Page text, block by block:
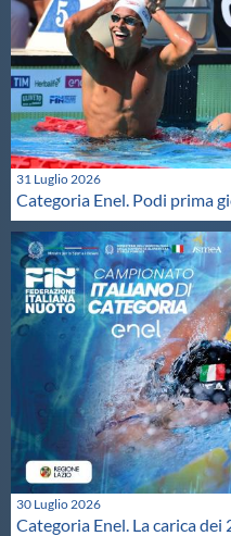
31 Luglio 2026
Categoria Enel. Podi prima
30 Luglio 2026
Categoria Enel. La carica